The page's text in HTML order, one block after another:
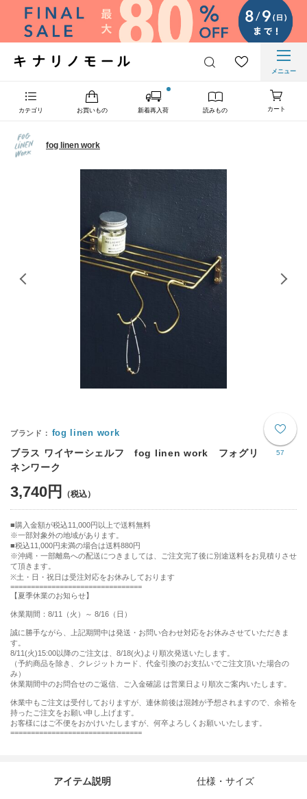
メニュー
カテゴリ お買いもの 新着再入荷 読みもの カート
fog linen work
57
fog linen work
ブラス ワイヤーシェルフ fog linen work フォグリ
ネンワーク
3,740円
購入金額が税込11,000円以上で送料無料
※一部対象外の地域があります。
税込11,000円未満の場合は送料880円
※沖縄・一部離島への配送につきましては、ご注文完了後に別途送料をお見積りさせ
て頂きます。
※土・日・祝日は受注対応をお休みしております
================================
【夏季休業のお知らせ】
休業期間：8/11（火）～ 8/16（日）
誠に勝手ながら、上記期間中は発送・お問い合わせ対応をお休みさせていただきま
す。
8/11(火)15:00以降のご注文は、8/18(火)より順次発送いたします。
（予約商品を除き、クレジットカード、代金引換のお支払いでご注文頂いた場合の
み）
休業期間中のお問合せのご返信、ご入金確認 は営業日より順次ご案内いたします。
休業中もご注文は受付しておりますが、連休前後は混雑が予想されますので、余裕を
持ったご注文をお願い申し上げます。
お客様にはご不便をおかけいたしますが、何卒よろしくお願いいたします。
================================
アイテム説明 仕様・サイズ